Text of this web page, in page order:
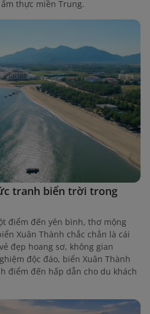
thực miền Trung.
tranh biển trời trong
điểm đến yên bình, thơ mộng
Xuân Thành chắc chắn là cái
đẹp hoang sơ, không gian
độc đáo, biển Xuân Thành
điểm đến hấp dẫn cho du khách